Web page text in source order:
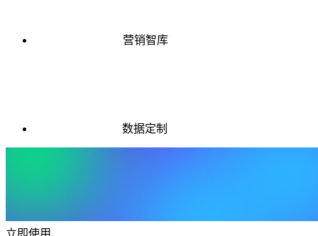
营销智库
数据定制
立即使用